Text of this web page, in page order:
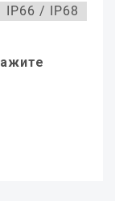
IP66 / IP68